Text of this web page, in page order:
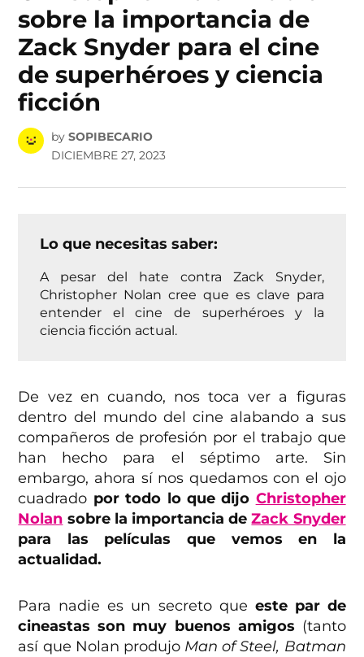
sobre la importancia de
Zack Snyder para el cine
de superhéroes y ciencia
ficción
by SOPIBECARIO
DICIEMBRE 27, 2023
Lo que necesitas saber:
A pesar del hate contra Zack Snyder,
Christopher Nolan cree que es clave para
entender el cine de superhéroes y la
ciencia ficción actual.
De vez en cuando, nos toca ver a figuras
dentro del mundo del cine alabando a sus
compañeros de profesión por el trabajo que
han hecho para el séptimo arte. Sin
embargo, ahora sí nos quedamos con el ojo
cuadrado por todo lo que dijo Christopher
Nolan sobre la importancia deZack Snyder
para las películas que vemos en la
actualidad.
Para nadie es un secreto que este par de
cineastas son muy buenos amigos (tanto
así que Nolan produjo Man of Steel, Batman